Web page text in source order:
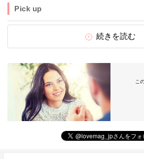
Pick up
続きを読む
こ